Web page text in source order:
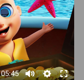
05:45